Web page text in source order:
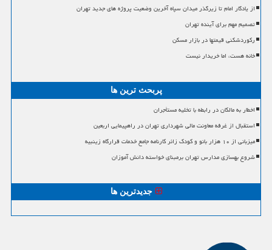
از یادگار امام تا زیرگذر میدان سپاه آخرین وضعیت پروژه های جدید تهران
تصمیم مهم برای آینده تهران
رکوردشکنی قیمتها در بازار مسکن
خانه هست، اما خریدار نیست
پربحث ترین ها
اخطار به مالکان در رابطه با تخلیه مستأجران
استقبال از غرفه معاونت مالی شهرداری تهران در راهپیمایی اربعین
میزبانی از ۱۰ هزار بانو و کودک زائر کارنامه جامع خدمات قرارگاه زینبیه
شروع بهسازی مدارس تهران برمبنای خواسته دانش آموزان
جدیدترین ها